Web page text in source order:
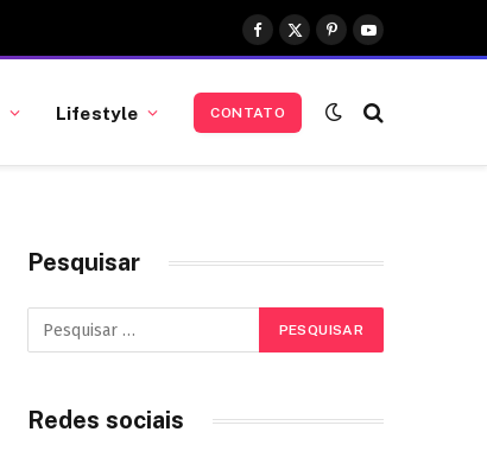
Facebook
X
(Twitter)
PinterestYouTube
Lifestyle CONTATO
Pesquisar
Redes sociais